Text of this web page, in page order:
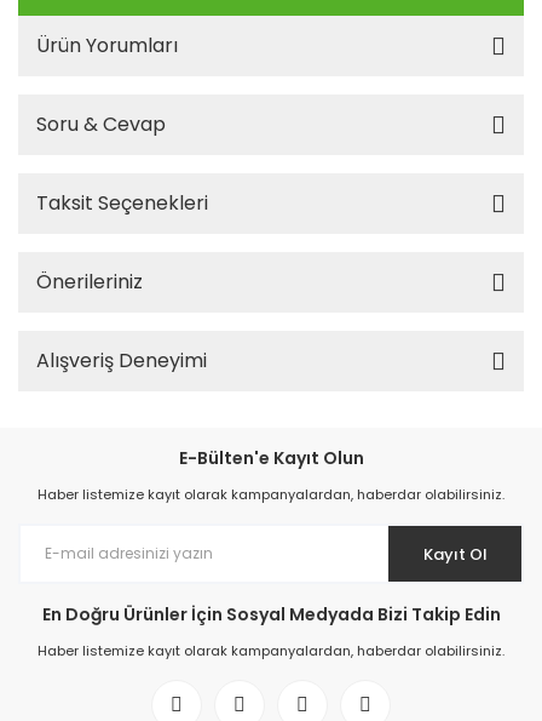
Ürün Yorumları
Soru & Cevap
Taksit Seçenekleri
Önerileriniz
Alışveriş Deneyimi
E-Bülten'e Kayıt Olun
Haber listemize kayıt olarak kampanyalardan, haberdar olabilirsiniz.
Kayıt Ol
En Doğru Ürünler İçin Sosyal Medyada Bizi Takip Edin
Haber listemize kayıt olarak kampanyalardan, haberdar olabilirsiniz.